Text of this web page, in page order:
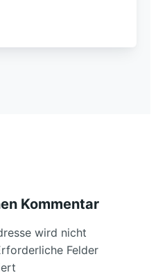
Kommentar
wird nicht
Felder